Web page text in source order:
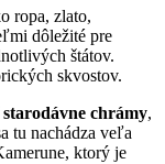
ropa, zlato,
dôležité pre
štátov.
skvostov.
chrámy,
tu nachádza veľa
ktorý je